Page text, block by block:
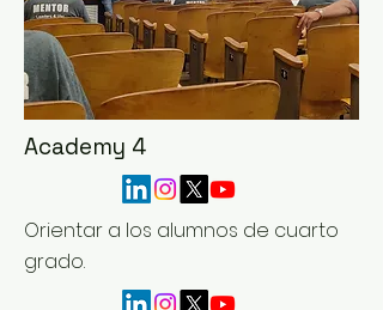
Academy 4
Orientar a los alumnos de cuarto
grado.